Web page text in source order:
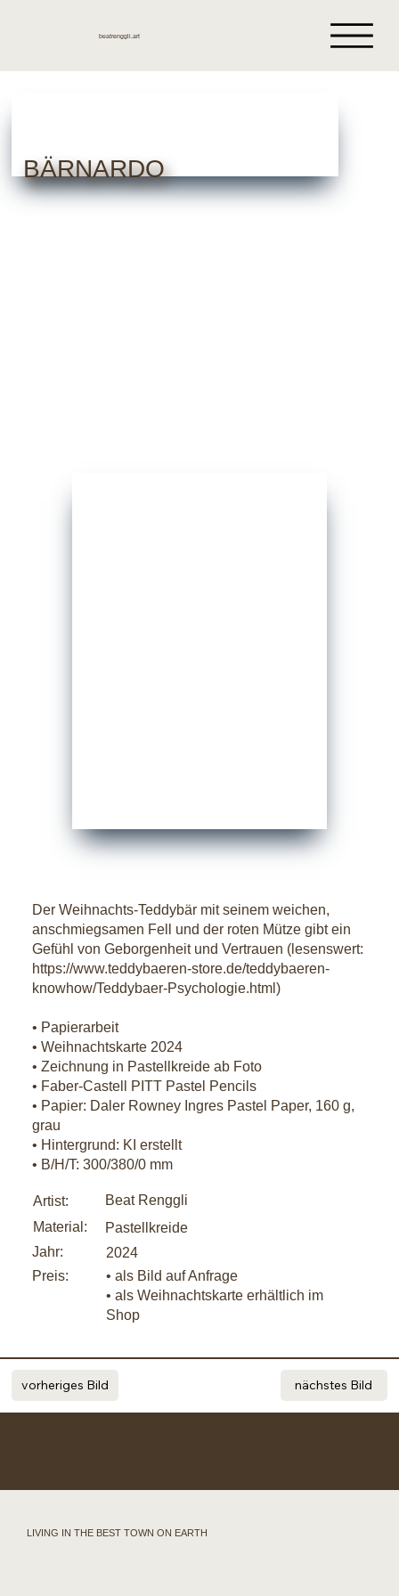
beatrenggli.art
BÄRNARDO
Der Weihnachts-Teddybär mit seinem weichen,
anschmiegsamen Fell und der roten Mütze gibt ein
Gefühl von Geborgenheit und Vertrauen (lesenswert:
https://www.teddybaeren-store.de/teddybaeren-
knowhow/Teddybaer-Psychologie.html)
• Papierarbeit
• Weihnachtskarte 2024
• Zeichnung in Pastellkreide ab Foto
• Faber-Castell PITT Pastel Pencils
• Papier: Daler Rowney Ingres Pastel Paper, 160 g,
grau
• Hintergrund: KI erstellt
• B/H/T: 300/380/0 mm
Artist:
Beat Renggli
Material:
Pastellkreide
Jahr:
2024
Preis:
• als Bild auf Anfrage
• als Weihnachtskarte erhältlich im
Shop
vorheriges Bild nächstes Bild
LIVING IN THE BEST TOWN ON EARTH